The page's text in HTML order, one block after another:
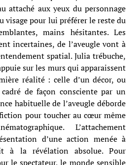
attaché aux yeux du personnage
visage pour lui préférer le reste du
mains hésitantes. Les
incertaines, de l’aveugle vont à
spatial. Julia trébuche,
sur les murs qui apparaissent
réalité : celle d’un décor, ou
de façon consciente par un
habituelle de l’aveugle déborde
pour toucher au cœur même
L’attachement
d’une action menée à
à la révélation absolue. Pour
le spectateur, le monde sensible